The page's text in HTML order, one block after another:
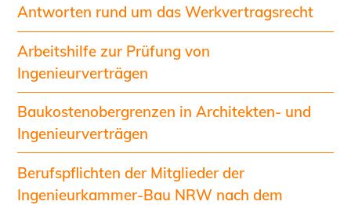
Bauvorlageberechtigte
Sachkundige für Zustands- und
Funktionsprüfung privater
Abwasserleitungen
Vereinbarungen mit
Ingenieurkammern
Büronachfolge
Zusatzqualifikationen
Geschützter Bereich
Antworten rund um das Werkvertragsrecht
Arbeitshilfe zur Prüfung von
Ingenieurverträgen
Baukostenobergrenzen in Architekten- und
Ingenieurverträgen
Berufspflichten der Mitglieder der
Ingenieurkammer-Bau NRW nach dem